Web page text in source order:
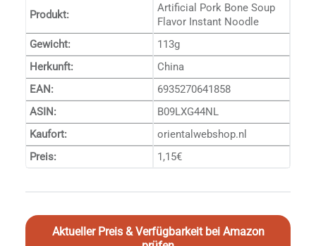
Produkt:
Artificial Pork Bone Soup
Flavor Instant Noodle
Gewicht:
113g
Herkunft:
China
EAN:
6935270641858
ASIN:
B09LXG44NL
Kaufort:
orientalwebshop.nl
Preis:
1,15€
Aktueller Preis & Verfügbarkeit bei Amazon